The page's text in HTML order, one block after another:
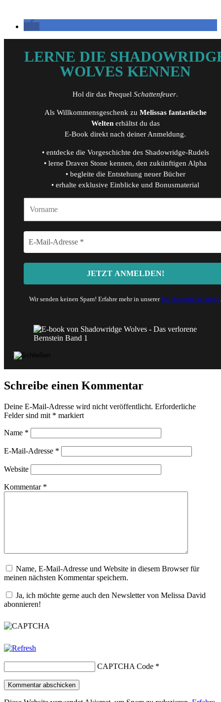
LERNE DIE
WOLVES KENNEN
Hol dir das Prequel Schattenfeuer.
Als Willkommensgeschenk zu Melissas fantastische
Weltenerhältst du das
E-Book direkt nach deiner Anmeldung.
• entdecke die Vorgeschichte des Shadowridge-Rudels
• lerne Draven Stone kennen, den zukünftigen Alpha
• begleite die Entstehung neuer Bücher
• erhalte exklusive Einblicke und Bonusmaterial
Wir senden keinen Spam! Erfahre mehr in unsererDatenschutzerklärung
Schreibe einen Kommentar
Deine E-Mail-Adresse wird nicht veröffentlicht. Erforderliche
Felder sind mit * markiert
Name *
E-Mail-Adresse *
Website
Kommentar *
Name, E-Mail-Adresse und Website in diesem Browser für
meinen nächsten Kommentar speichern.
Ja, ich möchte gerne auch den Newsletter von Melissa David
abonnieren!
CAPTCHA Code *